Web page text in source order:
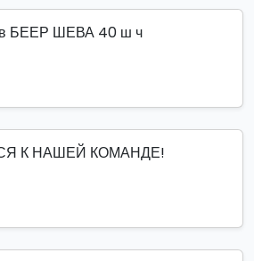
БЕЕР ШЕВА 40 ш ч
К НАШЕЙ КОМАНДЕ!